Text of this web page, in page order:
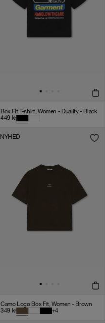
Box Fit T-shirt, Women - Duality - Black
449 kr
NYHED
Camo Logo Box Fit, Women - Brown
349 kr +4